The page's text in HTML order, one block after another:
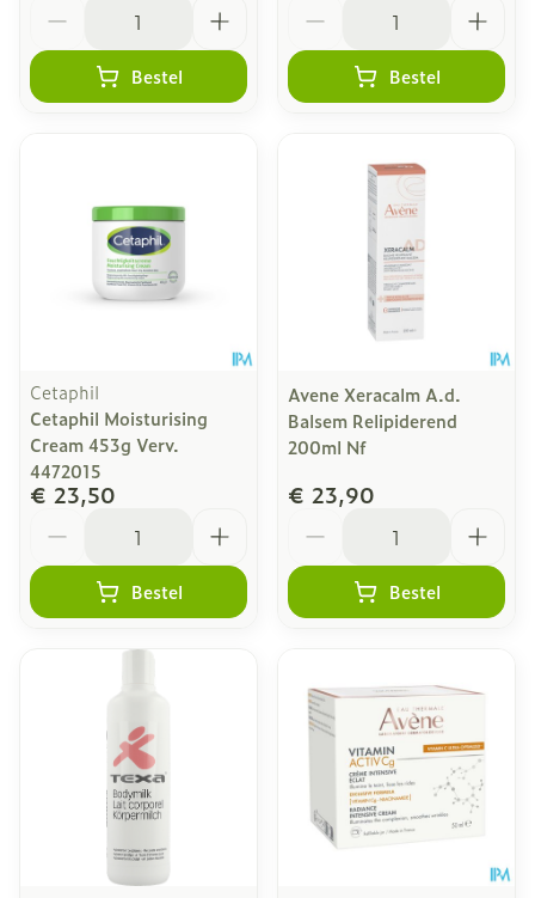
Bestel Bestel
Cetaphil
Cetaphil Moisturising
Cream 453g Verv.
4472015
€ 23,50
Bestel
Avene Xeracalm A.d.
Balsem Relipiderend
200ml Nf
€ 23,90
Bestel